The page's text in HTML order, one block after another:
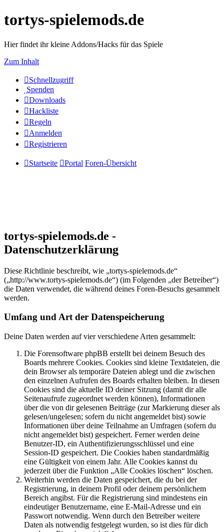
tortys-spielemods.de
Hier findet ihr kleine Addons/Hacks für das Spiele
Zum Inhalt
Schnellzugriff
Spenden
Downloads
Hackliste
Regeln
Anmelden
Registrieren
Startseite Portal Foren-Übersicht
tortys-spielemods.de -
Datenschutzerklärung
Diese Richtlinie beschreibt, wie „tortys-spielemods.de“
(„http://www.tortys-spielemods.de“) (im Folgenden „der Betreiber“)
die Daten verwendet, die während deines Foren-Besuchs gesammelt
werden.
Umfang und Art der Datenspeicherung
Deine Daten werden auf vier verschiedene Arten gesammelt:
Die Forensoftware phpBB erstellt bei deinem Besuch des
Boards mehrere Cookies. Cookies sind kleine Textdateien, die
dein Browser als temporäre Dateien ablegt und die zwischen
den einzelnen Aufrufen des Boards erhalten bleiben. In diesen
Cookies sind die aktuelle ID deiner Sitzung (damit dir alle
Seitenaufrufe zugeordnet werden können), Informationen
über die von dir gelesenen Beiträge (zur Markierung dieser als
gelesen/ungelesen; sofern du nicht angemeldet bist) sowie
Informationen über deine Teilnahme an Umfragen (sofern du
nicht angemeldet bist) gespeichert. Ferner werden deine
Benutzer-ID, ein Authentifizierungsschlüssel und eine
Session-ID gespeichert. Die Cookies haben standardmäßig
eine Gültigkeit von einem Jahr. Alle Cookies kannst du
jederzeit über die Funktion „Alle Cookies löschen“ löschen.
Weiterhin werden die Daten gespeichert, die du bei der
Registrierung, in deinem Profil oder deinem persönlichem
Bereich angibst. Für die Registrierung sind mindestens ein
eindeutiger Benutzername, eine E-Mail-Adresse und ein
Passwort notwendig. Wenn durch den Betreiber weitere
Daten als notwendig festgelegt wurden, so ist dies für dich